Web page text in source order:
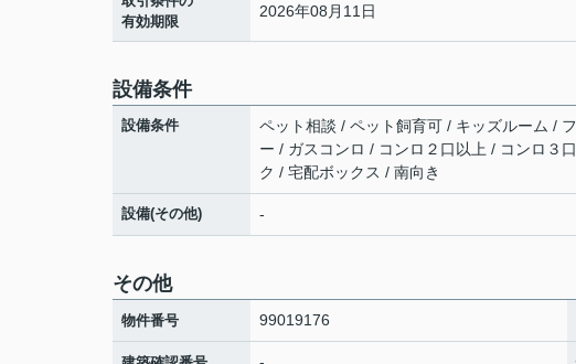
有効期限
2026年08月11日
設備条件
設備条件
ペット相談 / ペット飼育可 / キッズルーム /
ー / ガスコンロ / コンロ２口以上 / コンロ３
ク / 宅配ボックス / 南向き
設備(その他) -
その他
物件番号 99019176